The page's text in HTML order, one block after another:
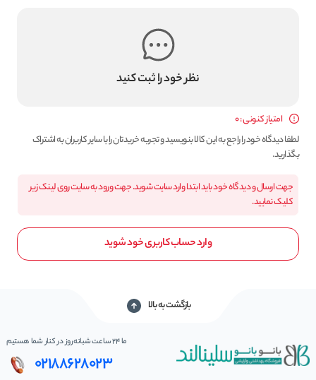
نظر خود را ثبت کنید
امتیاز کنونی : 0
لطفا دیدگاه خود را راجع به این کالا بنویسید و تجربه خریدتان را با سایر کاربران به اشتراک
بگذارید.
جهت ارسال و دیدگاه خود باید ابتدا وارد سایت شوید. جهت ورود به سایت روی لینک زیر
کلیک نمایید.
وارد حساب کاربری خود شوید
بازگشت به بالا
ما 24 ساعت شبانه‌روز در کنار شما هستیم
02188628023